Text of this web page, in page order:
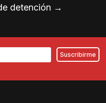
detención →